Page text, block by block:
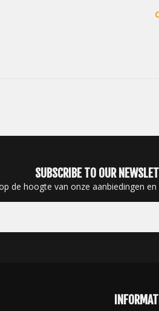
SUBSCRIBE TO OUR
de hoogte van onze aanbiedingen